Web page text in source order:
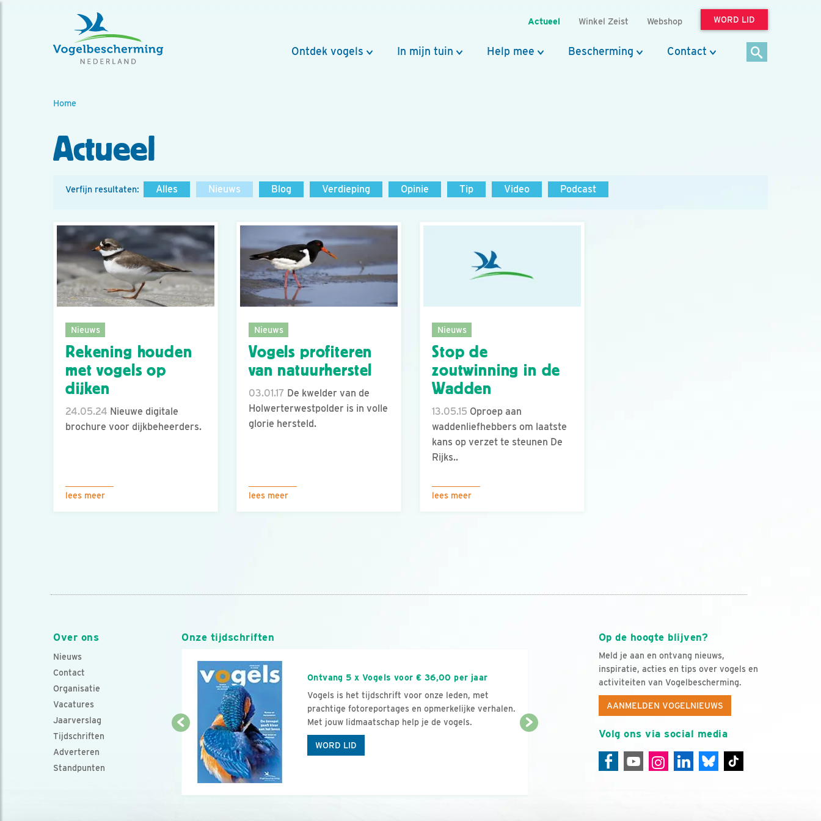
Actueel Winkel Zeist Webshop WORD LID
Ontdek vogels In mijn tuin Help mee Bescherming Contact
Home
Actueel
Verfijn resultaten: Alles Nieuws Blog Verdieping Opinie Tip Video Podcast
Nieuws
Rekening houden
met vogels op
dijken
24.05.24 Nieuwe digitale
brochure voor dijkbeheerders.
lees meer
Nieuws
Vogels profiteren
van natuurherstel
03.01.17 De kwelder van de
Holwerterwestpolder is in volle
glorie hersteld.
lees meer
Nieuws
Stop de
zoutwinning in de
Wadden
13.05.15 Oproep aan
waddenliefhebbers om laatste
kans op verzet te steunen De
Rijks..
lees meer
Over ons
Nieuws
Contact
Organisatie
Vacatures
Jaarverslag
Tijdschriften
Adverteren
Standpunten
Op de hoogte blijven?
Meld je aan en ontvang nieuws,
inspiratie, acties en tips over vogels en
activiteiten van Vogelbescherming.
AANMELDEN VOGELNIEUWS
Volg ons via social media
Onze tijdschriften
Ontvang 5 x Vogels voor € 36,00 per jaar
Vogels is het tijdschrift voor onze leden, met
prachtige fotoreportages en opmerkelijke verhalen.
Met jouw lidmaatschap help je de vogels.
WORD LID